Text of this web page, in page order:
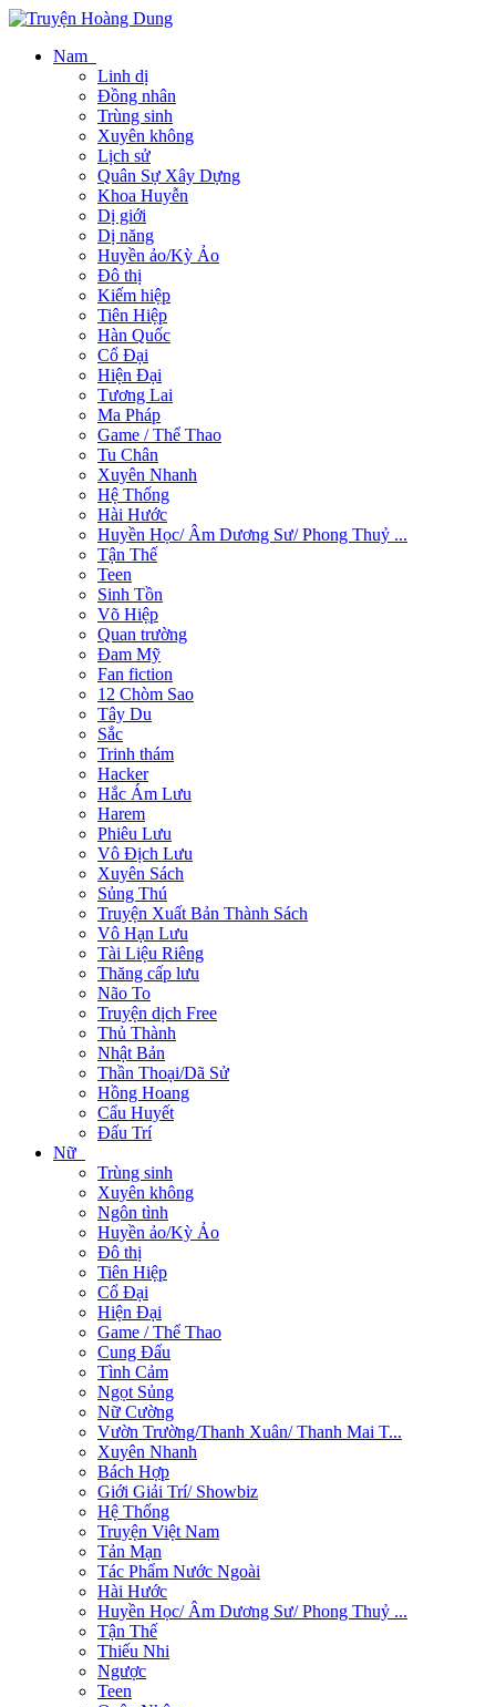
Nam
Linh dị
Đồng nhân
Trùng sinh
Xuyên không
Lịch sử
Quân Sự Xây Dựng
Khoa Huyễn
Dị giới
Dị năng
Huyền ảo/Kỳ Ảo
Đô thị
Kiếm hiệp
Tiên Hiệp
Hàn Quốc
Cổ Đại
Hiện Đại
Tương Lai
Ma Pháp
Game / Thể Thao
Tu Chân
Xuyên Nhanh
Hệ Thống
Hài Hước
Huyền Học/ Âm Dương Sư/ Phong Thuỷ ...
Tận Thế
Teen
Sinh Tồn
Võ Hiệp
Quan trường
Đam Mỹ
Fan fiction
12 Chòm Sao
Tây Du
Sắc
Trinh thám
Hacker
Hắc Ám Lưu
Harem
Phiêu Lưu
Vô Địch Lưu
Xuyên Sách
Sủng Thú
Truyện Xuất Bản Thành Sách
Vô Hạn Lưu
Tài Liệu Riêng
Thăng cấp lưu
Não To
Truyện dịch Free
Thủ Thành
Nhật Bản
Thần Thoại/Dã Sử
Hồng Hoang
Cẩu Huyết
Đấu Trí
Nữ
Trùng sinh
Xuyên không
Ngôn tình
Huyền ảo/Kỳ Ảo
Đô thị
Tiên Hiệp
Cổ Đại
Hiện Đại
Game / Thể Thao
Cung Đấu
Tình Cảm
Ngọt Sủng
Nữ Cường
Vườn Trường/Thanh Xuân/ Thanh Mai T...
Xuyên Nhanh
Bách Hợp
Giới Giải Trí/ Showbiz
Hệ Thống
Truyện Việt Nam
Tản Mạn
Tác Phẩm Nước Ngoài
Hài Hước
Huyền Học/ Âm Dương Sư/ Phong Thuỷ ...
Tận Thế
Thiếu Nhi
Ngược
Teen